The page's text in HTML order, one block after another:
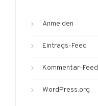
Anmelden
Eintrags-Feed
Kommentar-Feed
WordPress.org